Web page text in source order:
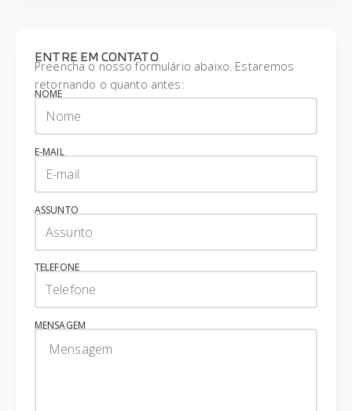
ENTRE EM CONTATO
Preencha o nosso formulário abaixo. Estaremos
retornando o quanto antes:
NOME
E-MAIL
ASSUNTO
TELEFONE
MENSAGEM